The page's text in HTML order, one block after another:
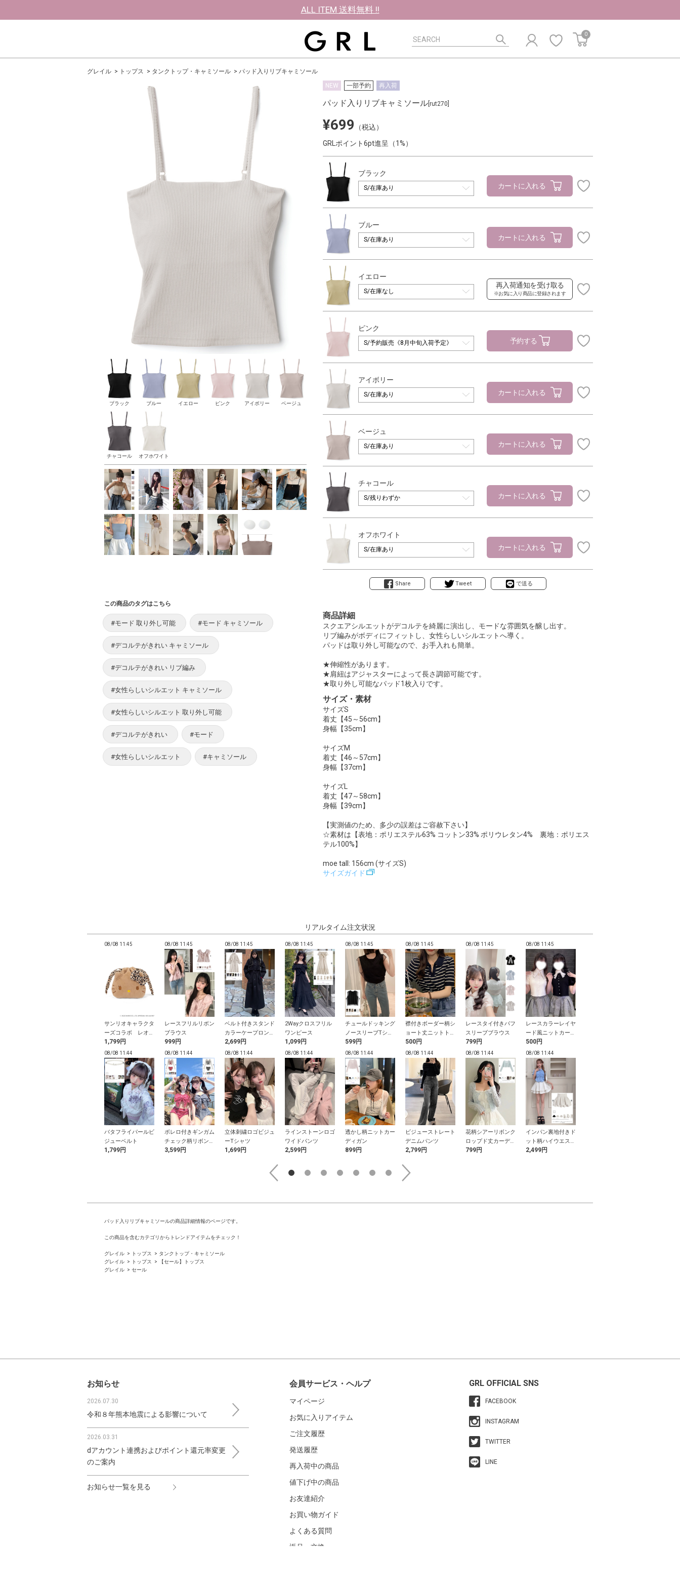
ALL ITEM 送料無料 !!
0
グレイル トップス タンクトップ・キャミソール パッド入りリブキャミソール
ブラック ブルー イエロー ピンク アイボリー ベージュ
チャコール オフホワイト
NEW 一部予約 再入荷
パッド入りリブキャミソール [rut270]
¥699
（税込）
GRLポイント6pt進呈（1%）
ブラック
カートに入れる
ブルー
カートに入れる
イエロー
再入荷通知を受け取る
※お気に入り商品に登録されます
ピンク
予約する
アイボリー
カートに入れる
ベージュ
カートに入れる
チャコール
カートに入れる
オフホワイト
カートに入れる
Share Tweet で送る
商品詳細
スクエアシルエットがデコルテを綺麗に演出し、モードな雰囲気を醸し出す。
リブ編みがボディにフィットし、女性らしいシルエットへ導く。
パッドは取り外し可能なので、お手入れも簡単。
★伸縮性があります。
★肩紐はアジャスターによって長さ調節可能です。
★取り外し可能なパッド1枚入りです。
サイズ・素材
サイズS
着丈【45～56cm】
身幅【35cm】
サイズM
着丈【46～57cm】
身幅【37cm】
サイズL
着丈【47～58cm】
身幅【39cm】
【実測値のため、多少の誤差はご容赦下さい】
☆素材は【表地：ポリエステル63% コットン33% ポリウレタン4% 裏地：ポリエス
テル100%】
moe tall: 156cm (サイズS)
サイズガイド
この商品のタグはこちら
#モード 取り外し可能 #モード キャミソール
#デコルテがきれい キャミソール
#デコルテがきれい リブ編み
#女性らしいシルエット キャミソール
#女性らしいシルエット 取り外し可能
#デコルテがきれい #モード
#女性らしいシルエット #キャミソール
リアルタイム注文状況
08/08 11:45
サンリオキャラクタ
ーズコラボ レオパ
ード柄日焼けハロー
キティフェイス巾着
1,799円
08/08 11:45
レースフリルリボン
ブラウス
999円
08/08 11:45
ベルト付きスタンド
カラーケープロング
コート
2,699円
08/08 11:45
2Wayクロスフリル
ワンピース
1,099円
08/08 11:45
チュールドッキング
ノースリーブTシャ
ツ
599円
08/08 11:45
襟付きボーダー柄シ
ョート丈ニットトッ
プス
500円
08/08 11:45
レースタイ付きパフ
スリーブブラウス
799円
08/08 11:45
レースカラーレイヤ
ード風ニットカーデ
ィガン
500円
08/08 11:44
バタフライパールビ
ジューベルト
1,799円
08/08 11:44
ボレロ付きギンガム
チェック柄リボンデ
ザインビキニ水着
3,599円
08/08 11:44
立体刺繍ロゴビジュ
ーTシャツ
1,699円
08/08 11:44
ラインストーンロゴ
ワイドパンツ
2,599円
08/08 11:44
透かし柄ニットカー
ディガン
899円
08/08 11:44
ビジューストレート
デニムパンツ
2,799円
08/08 11:44
花柄シアーリボンク
ロップド丈カーディ
ガン
799円
08/08 11:44
インパン裏地付きド
ット柄ハイウエスト
ダブルフレアスカー
2,499円
パッド入りリブキャミソールの商品詳細情報のページです。
この商品を含むカテゴリからトレンドアイテムをチェック！
グレイル トップス
タンクトップ・キャミソール
グレイル
トップス
【セール】トップス
グレイル
セール
お知らせ
2026.07.30
令和８年熊本地震による影響について
2026.03.31
dアカウント連携およびポイント還元率変更
のご案内
お知らせ一覧を見る
会員サービス・ヘルプ
マイページ
お気に入りアイテム
ご注文履歴
発送履歴
再入荷中の商品
値下げ中の商品
お友達紹介
お買い物ガイド
よくある質問
返品・交換
GRL OFFICIAL SNS
FACEBOOK
INSTAGRAM
TWITTER
LINE